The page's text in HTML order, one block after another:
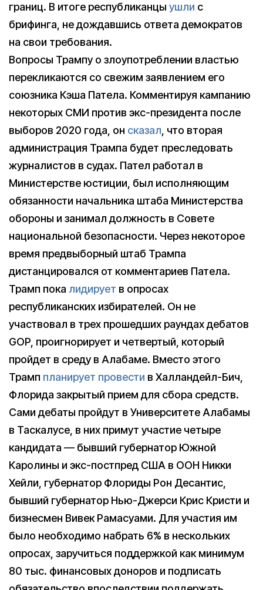
границ. В итоге республиканцы ушли с
брифинга, не дождавшись ответа демократов
на свои требования.
Вопросы Трампу о злоупотреблении властью
перекликаются со свежим заявлением его
союзника Кэша Патела. Комментируя кампанию
некоторых СМИ против экс-президента после
выборов 2020 года, он сказал, что вторая
администрация Трампа будет преследовать
журналистов в судах. Пател работал в
Министерстве юстиции, был исполняющим
обязанности начальника штаба Министерства
обороны и занимал должность в Совете
национальной безопасности. Через некоторое
время предвыборный штаб Трампа
дистанцировался от комментариев Патела.
Трамп пока лидирует в опросах
республиканских избирателей. Он не
участвовал в трех прошедших раундах дебатов
GOP, проигнорирует и четвертый, который
пройдет в среду в Алабаме. Вместо этого
Трамп планирует провести в Халландейл-Бич,
Флорида закрытый прием для сбора средств.
Сами дебаты пройдут в Университете Алабамы
в Таскалусе, в них примут участие четыре
кандидата — бывший губернатор Южной
Каролины и экс-постпред США в ООН Никки
Хейли, губернатор Флориды Рон Десантис,
бывший губернатор Нью-Джерси Крис Кристи и
бизнесмен Вивек Рамасуами. Для участия им
было необходимо набрать 6% в нескольких
опросах, заручиться поддержкой как минимум
80 тыс. финансовых доноров и подписать